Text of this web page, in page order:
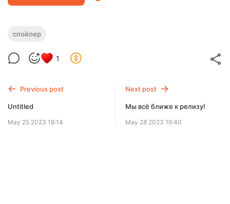
Спойлеры)
Поддержите Джарвис, чтобы узнавать о обновлениях
первыми!Поддержать разработку Джарвис Телеграмм
спойлер
1
Previous post
Untitled
May 25 2023 18:14
Next post
Мы всё ближе к релизу!
May 28 2023 16:40